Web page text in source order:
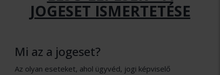
JOGESET ISMERTETÉSE
Mi az a jogeset?
Az olyan eseteket, ahol ügyvéd, jogi képviselő